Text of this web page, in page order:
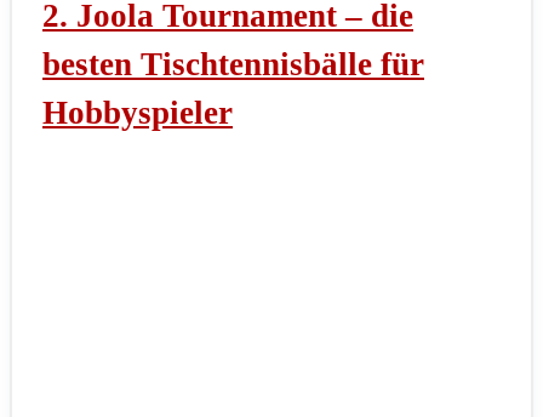
2. Joola Tournament – die
besten Tischtennisbälle für
Hobbyspieler